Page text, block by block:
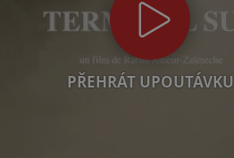
PŘEHRÁT UPOUTÁVKU